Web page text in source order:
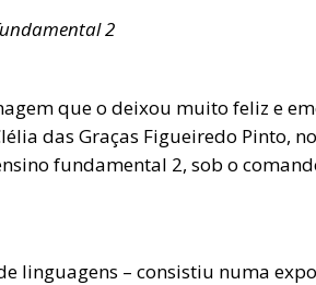
2
que o deixou muito feliz e
das Graças Figueiredo Pinto,
fundamental 2, sob o
linguagens – consistiu numa